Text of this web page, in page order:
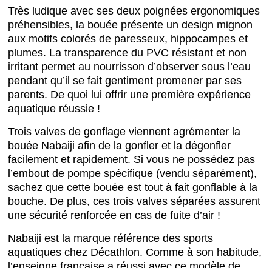
Très ludique avec ses deux poignées ergonomiques
préhensibles, la bouée présente un design mignon
aux motifs colorés de paresseux, hippocampes et
plumes. La transparence du PVC résistant et non
irritant permet au nourrisson d’observer sous l’eau
pendant qu’il se fait gentiment promener par ses
parents. De quoi lui offrir une première expérience
aquatique réussie !
Trois valves de gonflage viennent agrémenter la
bouée Nabaiji afin de la gonfler et la dégonfler
facilement et rapidement. Si vous ne possédez pas
l’embout de pompe spécifique (vendu séparément),
sachez que cette bouée est tout à fait gonflable à la
bouche. De plus, ces trois valves séparées assurent
une sécurité renforcée en cas de fuite d’air !
Nabaiji est la marque référence des sports
aquatiques chez Décathlon. Comme à son habitude,